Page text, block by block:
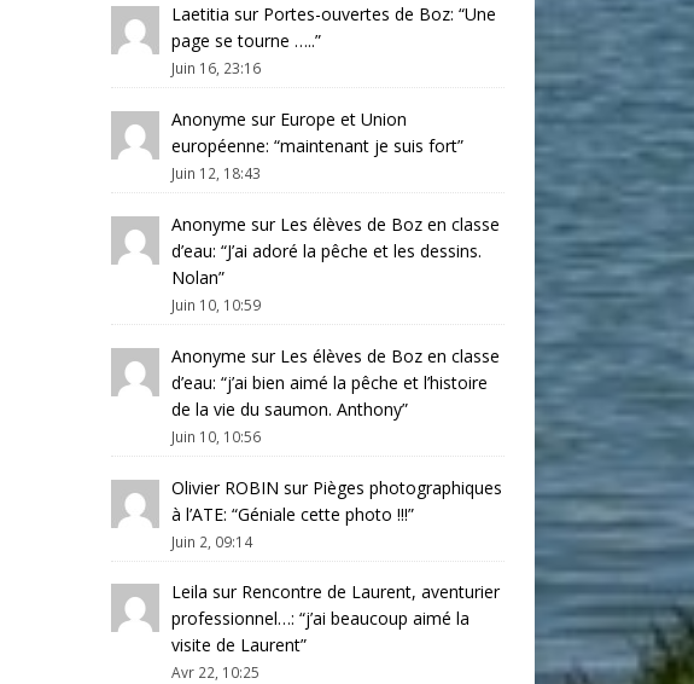
Laetitia sur Portes-ouvertes de Boz: “Une
page se tourne …..”
Juin 16, 23:16
Anonyme sur Europe et Union
européenne: “maintenant je suis fort”
Juin 12, 18:43
Anonyme sur Les élèves de Boz en classe
d’eau: “J’ai adoré la pêche et les dessins.
Nolan”
Juin 10, 10:59
Anonyme sur Les élèves de Boz en classe
d’eau: “j’ai bien aimé la pêche et l’histoire
de la vie du saumon. Anthony”
Juin 10, 10:56
Olivier ROBIN sur Pièges photographiques
à l’ATE: “Géniale cette photo !!!”
Juin 2, 09:14
Leila sur Rencontre de Laurent, aventurier
professionnel…: “j’ai beaucoup aimé la
visite de Laurent”
Avr 22, 10:25